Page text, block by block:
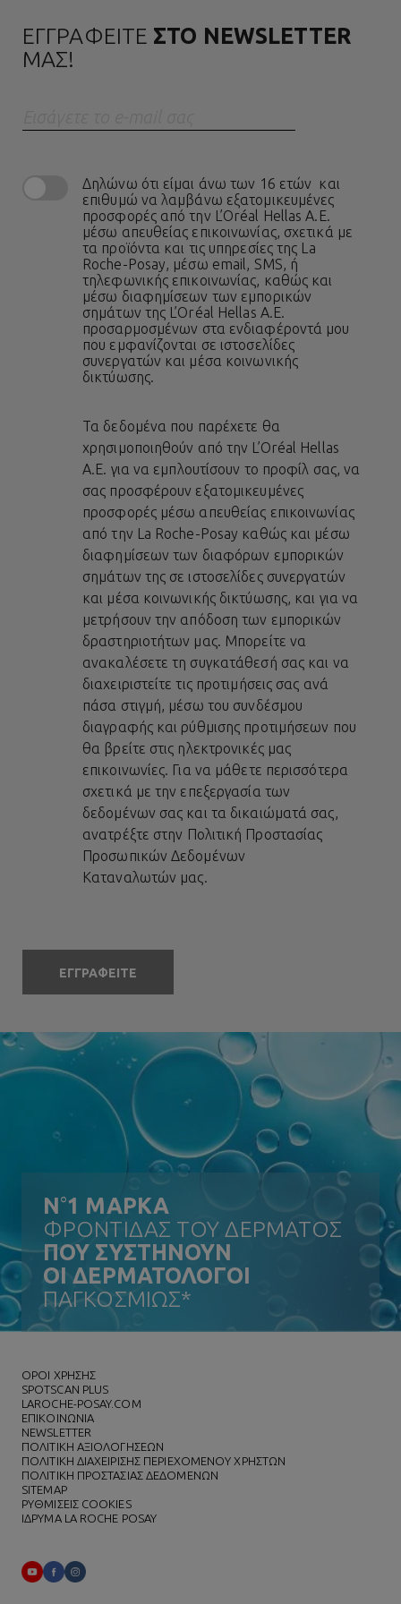
ΕΓΓΡΑΦΕΙΤΕ ΣΤΟ NEWSLETTER
ΜΑΣ!
Δηλώνω ότι είμαι άνω των 16 ετών και
επιθυμώ να λαμβάνω εξατομικευμένες
προσφορές από την L’Oréal Hellas A.E.
μέσω απευθείας επικοινωνίας, σχετικά με
τα προϊόντα και τις υπηρεσίες της La
Roche-Posay, μέσω email, SMS, ή
τηλεφωνικής επικοινωνίας, καθώς και
μέσω διαφημίσεων των εμπορικών
σημάτων της L’Oréal Hellas A.E.
προσαρμοσμένων στα ενδιαφέροντά μου
που εμφανίζονται σε ιστοσελίδες
συνεργατών και μέσα κοινωνικής
δικτύωσης.
Τα δεδομένα που παρέχετε θα
χρησιμοποιηθούν από την L’Oréal Hellas
A.E. για να εμπλουτίσουν το προφίλ σας, να
σας προσφέρουν εξατομικευμένες
προσφορές μέσω απευθείας επικοινωνίας
από την La Roche-Posay καθώς και μέσω
διαφημίσεων των διαφόρων εμπορικών
σημάτων της σε ιστοσελίδες συνεργατών
και μέσα κοινωνικής δικτύωσης, και για να
μετρήσουν την απόδοση των εμπορικών
δραστηριοτήτων μας. Μπορείτε να
ανακαλέσετε τη συγκατάθεσή σας και να
διαχειριστείτε τις προτιμήσεις σας ανά
πάσα στιγμή, μέσω του συνδέσμου
διαγραφής και ρύθμισης προτιμήσεων που
θα βρείτε στις ηλεκτρονικές μας
επικοινωνίες. Για να μάθετε περισσότερα
σχετικά με την επεξεργασία των
δεδομένων σας και τα δικαιώματά σας,
ανατρέξτε στην Πολιτική Προστασίας
Προσωπικών Δεδομένων
Καταναλωτών μας.
ΕΓΓΡΑΦΕΙΤΕ
N°1 ΜΑΡΚΑ
ΦΡΟΝΤΙΔΑΣ ΤΟΥ ΔΕΡΜΑΤΟΣ
ΠΟΥ ΣΥΣΤΗΝΟΥΝ
ΟΙ ΔΕΡΜΑΤΟΛΟΓΟΙ
ΠΑΓΚΟΣΜΙΩΣ*
ΌΡΟΙ ΧΡΗΣΗΣ
SPOTSCAN PLUS
LAROCHE-POSAY.COM
ΕΠΙΚΟΙΝΩΝΙΑ
NEWSLETTER
ΠΟΛΙΤΙΚΗ ΑΞΙΟΛΟΓΗΣΕΩΝ
ΠΟΛΙΤΙΚΗ ΔΙΑΧΕΙΡΙΣΗΣ ΠΕΡΙΕΧΟΜΕΝΟΥ ΧΡΗΣΤΩΝ
ΠΟΛΙΤΙΚΗ ΠΡΟΣΤΑΣΙΑΣ ΔΕΔΟΜΕΝΩΝ
SITEMAP
ΡΥΘΜΙΣΕΙΣ COOKIES
ΙΔΡΥΜΑ LA ROCHE POSAY